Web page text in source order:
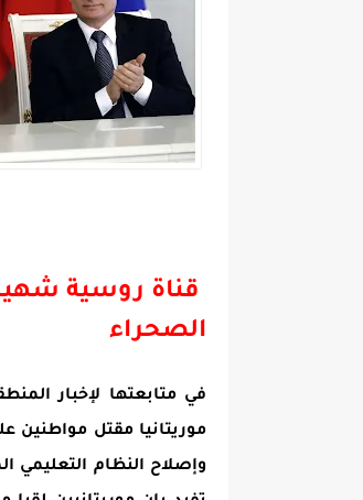
قناة روسية
الصحراء
في متابعتها لإخبار
موريتانيا مقتل مواطنين
وإصلاح النظام التعليمي